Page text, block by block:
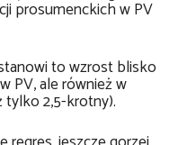
prosumenckich w PV
to wzrost blisko
PV, ale również w
tylko 2,5-krotny).